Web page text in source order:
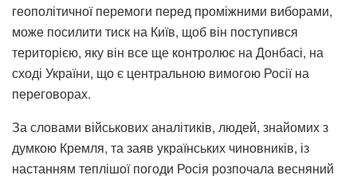
геополітичної перемоги перед проміжними виборами,
може посилити тиск на Київ, щоб він поступився
територією, яку він все ще контролює на Донбасі, на
сході України, що є центральною вимогою Росії на
переговорах.
За словами військових аналітиків, людей, знайомих з
думкою Кремля, та заяв українських чиновників, із
настанням теплішої погоди Росія розпочала весняний